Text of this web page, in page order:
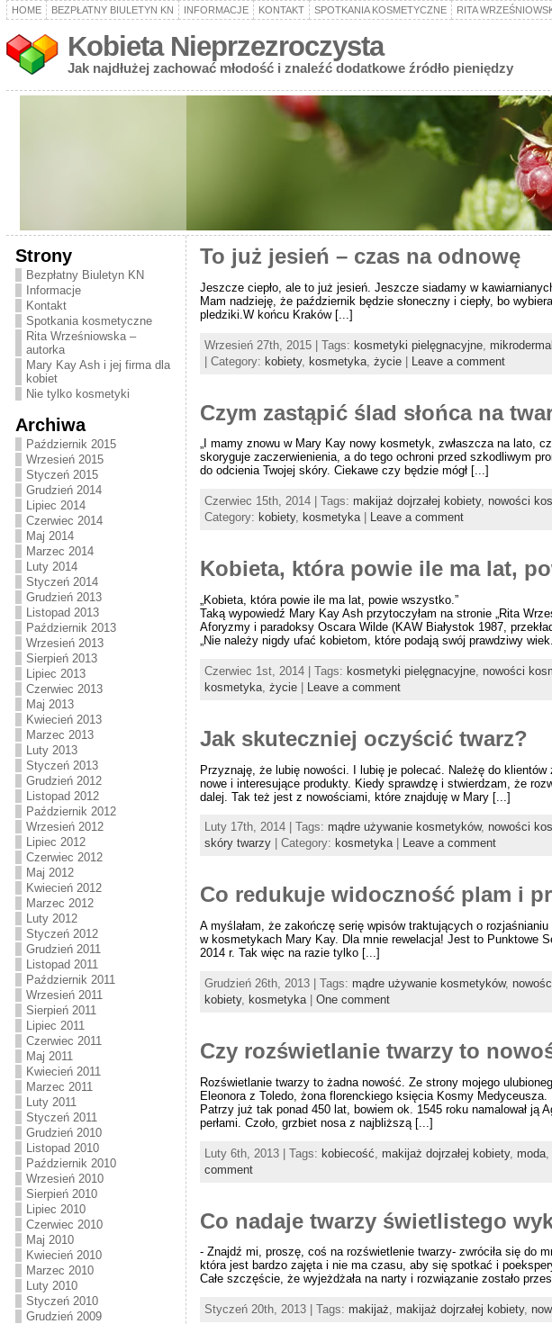
HOME BEZPŁATNY BIULETYN KN INFORMACJE KONTAKT SPOTKANIA KOSMETYCZNE RITA
Kobieta Nieprzezroczysta
Jak najdłużej zachować młodość i znaleźć dodatkowe źródło pieniędzy
Strony
Bezpłatny Biuletyn KN
Informacje
Kontakt
Spotkania kosmetyczne
Rita Wrześniowska –
autorka
Mary Kay Ash i jej firma dla
kobiet
Nie tylko kosmetyki
Archiwa
Październik 2015
Wrzesień 2015
Styczeń 2015
Grudzień 2014
Lipiec 2014
Czerwiec 2014
Maj 2014
Marzec 2014
Luty 2014
Styczeń 2014
Grudzień 2013
Listopad 2013
Październik 2013
Wrzesień 2013
Sierpień 2013
Lipiec 2013
Czerwiec 2013
Maj 2013
Kwiecień 2013
Marzec 2013
Luty 2013
Styczeń 2013
Grudzień 2012
Listopad 2012
Październik 2012
Wrzesień 2012
Lipiec 2012
Czerwiec 2012
Maj 2012
Kwiecień 2012
Marzec 2012
Luty 2012
Styczeń 2012
Grudzień 2011
Listopad 2011
Październik 2011
Wrzesień 2011
Sierpień 2011
Lipiec 2011
Czerwiec 2011
Maj 2011
Kwiecień 2011
Marzec 2011
Luty 2011
Styczeń 2011
Grudzień 2010
Listopad 2010
Październik 2010
Wrzesień 2010
Sierpień 2010
Lipiec 2010
Czerwiec 2010
Maj 2010
Kwiecień 2010
Marzec 2010
Luty 2010
Styczeń 2010
Grudzień 2009
To już jesień – czas na odnowę
Jeszcze ciepło, ale to już jesień. Jeszcze siadamy w
Mam nadzieję, że październik będzie słoneczny i ciepły, bo
pledziki.W końcu Kraków [...]
Wrzesień 27th, 2015 | Tags: kosmetyki pielęgnacyjne,
| Category: kobiety, kosmetyka, życie| Leave a comment
Czym zastąpić ślad słońca na
„I mamy znowu w Mary Kay nowy kosmetyk, zwłaszcza na lato,
skoryguje zaczerwienienia, a do tego ochroni przed szkodliwym
do odcienia Twojej skóry. Ciekawe czy będzie mógł [...]
Czerwiec 15th, 2014 | Tags: makijaż dojrzałej kobiety, nowości
Category: kobiety, kosmetyka| Leave a comment
Kobieta, która powie ile ma lat,
„Kobieta, która powie ile ma lat, powie wszystko.”
Taką wypowiedź Mary Kay Ash przytoczyłam na stronie „Rita
Aforyzmy i paradoksy Oscara Wilde (KAW Białystok 1987,
„Nie należy nigdy ufać kobietom, które podają swój prawdziwy
Czerwiec 1st, 2014 | Tags: kosmetyki pielęgnacyjne, nowości
kosmetyka, życie| Leave a comment
Jak skuteczniej oczyścić twarz?
Przyznaję, że lubię nowości. I lubię je polecać. Należę do
nowe i interesujące produkty. Kiedy sprawdzę i stwierdzam, że
dalej. Tak też jest z nowościami, które znajduję w Mary [...]
Luty 17th, 2014 | Tags: mądre używanie kosmetyków, nowości
skóry twarzy| Category: kosmetyka| Leave a comment
Co redukuje widoczność plam i
A myślałam, że zakończę serię wpisów traktujących o
w kosmetykach Mary Kay. Dla mnie rewelacja! Jest to Punktowe
2014 r. Tak więc na razie tylko [...]
Grudzień 26th, 2013 | Tags: mądre używanie kosmetyków,
kobiety, kosmetyka| One comment
Czy rozświetlanie twarzy to
Rozświetlanie twarzy to żadna nowość. Ze strony mojego
Eleonora z Toledo, żona florenckiego księcia Kosmy Medyceusza.
Patrzy już tak ponad 450 lat, bowiem ok. 1545 roku namalował ją
perłami. Czoło, grzbiet nosa z najbliższą [...]
Luty 6th, 2013 | Tags: kobiecość makijaż dojrzałej kobiety, moda,
comment
Co nadaje twarzy świetlistego
- Znajdź mi, proszę, coś na rozświetlenie twarzy- zwróciła się do
która jest bardzo zajęta i nie ma czasu, aby się spotkać i
Całe szczęście, że wyjeżdżała na narty i rozwiązanie zostało
Styczeń 20th, 2013 | Tags: makijaż, makijaż dojrzałej kobiety,